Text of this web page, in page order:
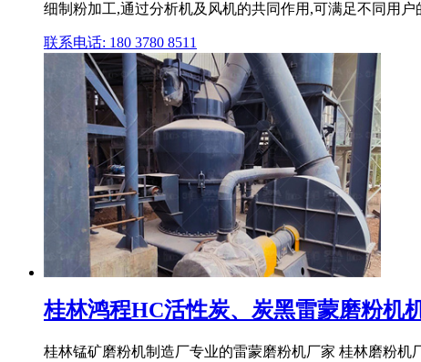
细制粉加工,通过分析机及风机的共同作用,可满足不同用户
联系电话: 180 3780 8511
桂林鸿程HC活性炭、炭黑雷蒙磨粉机
桂林锰矿磨粉机制造厂专业的雷蒙磨粉机厂家 桂林磨粉